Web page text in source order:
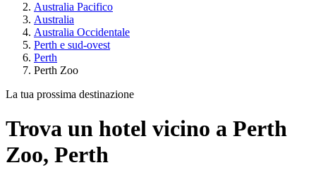
Australia Pacifico
Australia
Australia Occidentale
Perth e sud-ovest
Perth
Perth Zoo
La tua prossima destinazione
Trova un hotel vicino a Perth
Zoo, Perth